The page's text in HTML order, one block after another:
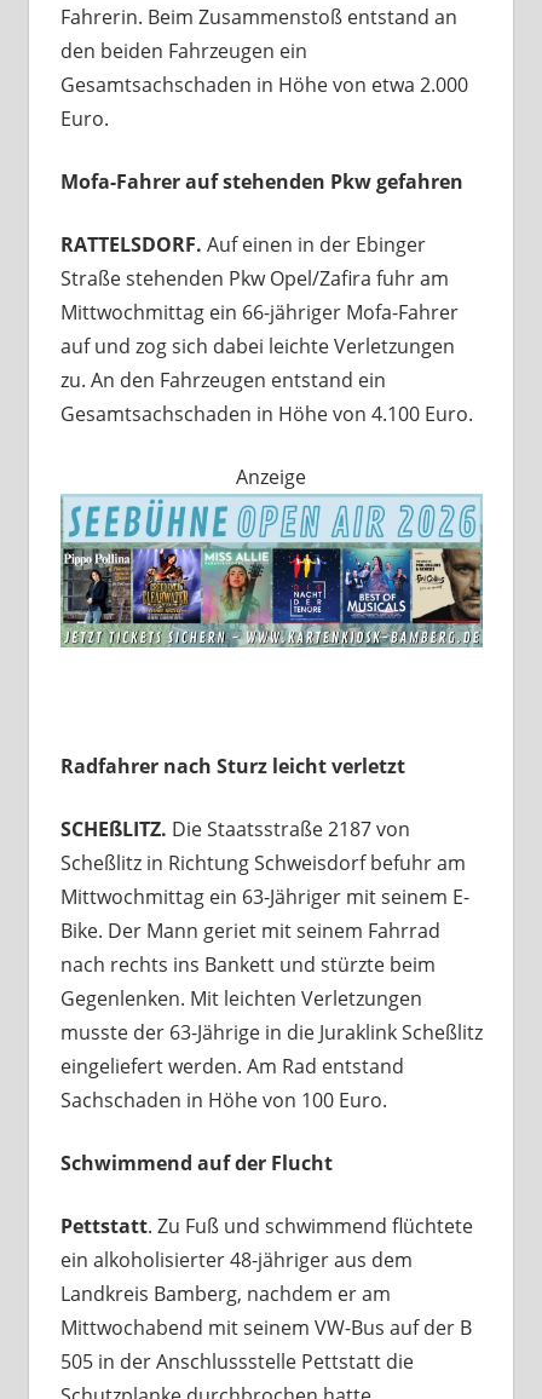
Fahrerin. Beim Zusammenstoß entstand an
den beiden Fahrzeugen ein
Gesamtsachschaden in Höhe von etwa 2.000
Euro.
Mofa-Fahrer auf stehenden Pkw gefahren
RATTELSDORF. Auf einen in der Ebinger
Straße stehenden Pkw Opel/Zafira fuhr am
Mittwochmittag ein 66-jähriger Mofa-Fahrer
auf und zog sich dabei leichte Verletzungen
zu. An den Fahrzeugen entstand ein
Gesamtsachschaden in Höhe von 4.100 Euro.
Anzeige
Radfahrer nach Sturz leicht verletzt
SCHEßLITZ. Die Staatsstraße 2187 von
Scheßlitz in Richtung Schweisdorf befuhr am
Mittwochmittag ein 63-Jähriger mit seinem E-
Bike. Der Mann geriet mit seinem Fahrrad
nach rechts ins Bankett und stürzte beim
Gegenlenken. Mit leichten Verletzungen
musste der 63-Jährige in die Juraklink Scheßlitz
eingeliefert werden. Am Rad entstand
Sachschaden in Höhe von 100 Euro.
Schwimmend auf der Flucht
Pettstatt. Zu Fuß und schwimmend flüchtete
ein alkoholisierter 48-jähriger aus dem
Landkreis Bamberg, nachdem er am
Mittwochabend mit seinem VW-Bus auf der B
505 in der Anschlussstelle Pettstatt die